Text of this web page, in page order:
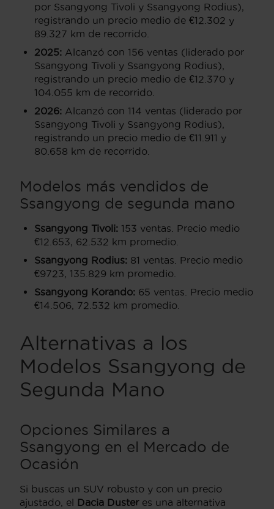
por Ssangyong Tivoli y Ssangyong Rodius),
registrando un precio medio de €12.302 y
89.327 km de recorrido.
2025: Alcanzó con 156 ventas (liderado por
Ssangyong Tivoli y Ssangyong Rodius),
registrando un precio medio de €12.370 y
104.055 km de recorrido.
2026: Alcanzó con 114 ventas (liderado por
Ssangyong Tivoli y Ssangyong Rodius),
registrando un precio medio de €11.911 y
80.658 km de recorrido.
Modelos más vendidos de
Ssangyong de segunda mano
Ssangyong Tivoli: 153 ventas. Precio medio
€12.653, 62.532 km promedio.
Ssangyong Rodius: 81 ventas. Precio medio
€9723, 135.829 km promedio.
Ssangyong Korando: 65 ventas. Precio medio
€14.506, 72.532 km promedio.
Alternativas a los
Modelos Ssangyong de
Segunda Mano
Opciones Similares a
Ssangyong en el Mercado de
Ocasión
Si buscas un SUV robusto y con un precio
ajustado, el Dacia Dusteres una alternativa